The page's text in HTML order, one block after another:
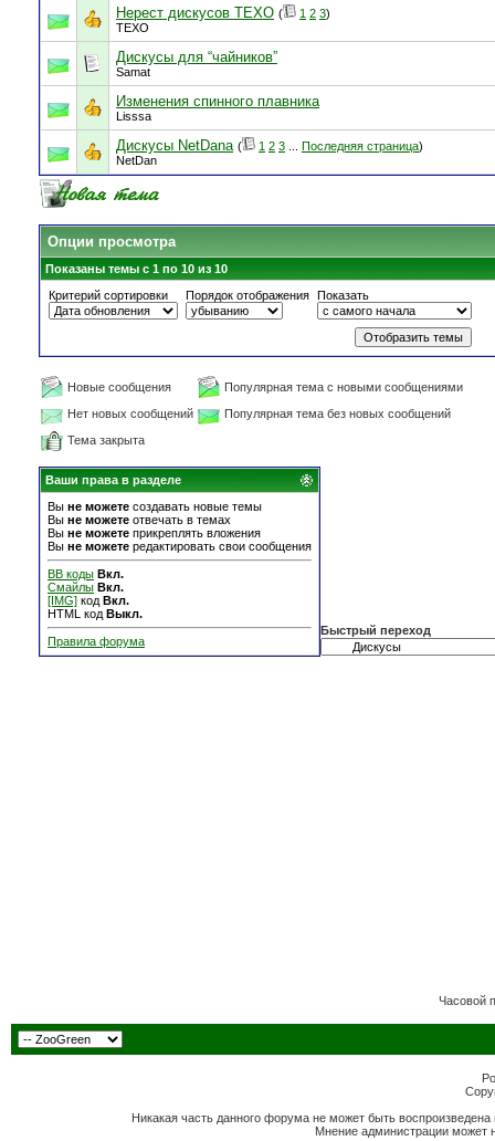
Нерест дискусов TEXO ( 1 2 3)
TEXO
Дискусы для “чайников”
Samat
Изменения спинного плавника
Lisssa
Дискусы NetDanа ( 1 2 3 Последняя страница)
NetDan
Опции просмотра
Показаны темы с 1 по 10 из 10
Критерий сортировки
Порядок отображения Показать
Новые сообщения
Популярная тема с новыми сообщениями
Нет новых сообщений
Популярная тема без новых сообщений
Тема закрыта
Ваши права в разделе
Вы не можете создавать новые темы
Вы не можете отвечать в темах
Вы не можете прикреплять вложения
Вы не можете редактировать свои сообщения
BB коды Вкл.
Смайлы Вкл.
[IMG] код Вкл.
HTML код Выкл.
Правила форума
Быстрый переход
Часовой
Никакая часть данного форума не может быть
Мнение администрации может